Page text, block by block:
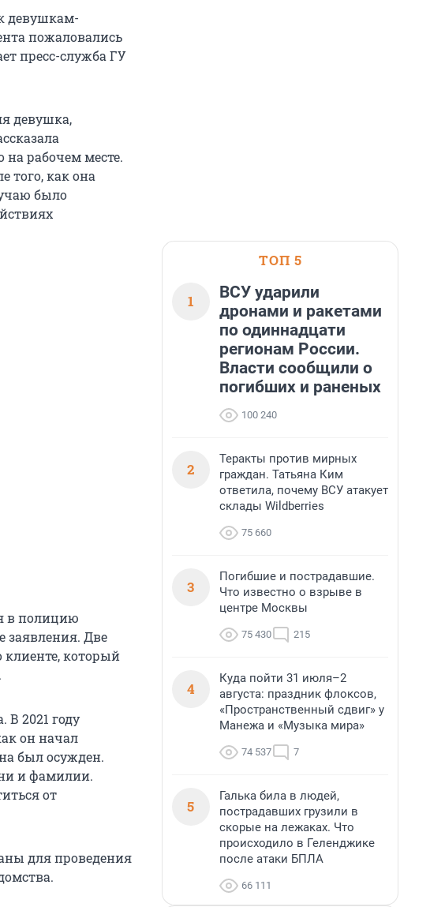
девушкам-
пожаловались
пресс-служба ГУ
девушка,
на рабочем месте.
того, как она
было
в полицию
заявления. Две
который
В 2021 году
он начал
был осужден.
и фамилии.
от
для проведения
ТОП 5
1
ВСУ ударили
дронами и ракетами
по одиннадцати
регионам России.
Власти сообщили о
погибших и раненых
100 240
2
Теракты против мирных
граждан. Татьяна Ким
ответила, почему ВСУ атакует
склады Wildberries
75 660
3
Погибшие и пострадавшие.
Что известно о взрыве в
центре Москвы
75 430 215
4
Куда пойти 31 июля–2
августа: праздник флоксов,
«Пространственный сдвиг» у
Манежа и «Музыка мира»
74 537 7
5
Галька била в людей,
пострадавших грузили в
скорые на лежаках. Что
происходило в Геленджике
после атаки БПЛА
66 111